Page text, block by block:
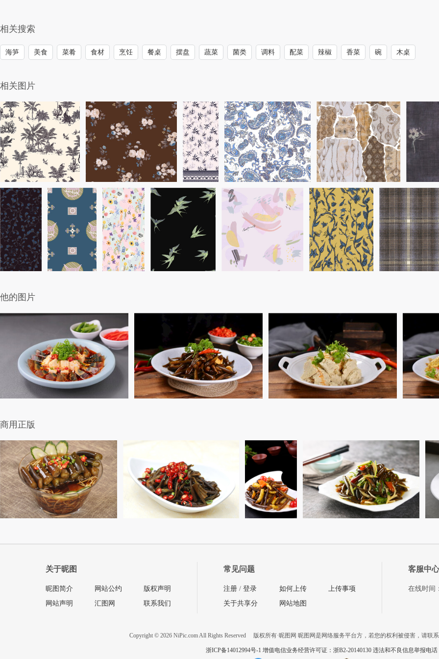
相关搜索
海笋 美食 菜肴 食材 烹饪 餐桌 摆盘 蔬菜 菌类 调料 配菜 辣椒 香菜 碗 木桌
相关图片
他的图片
商用正版
关于昵图
昵图简介
网站声明
网站公约
汇图网
版权声明
联系我们
常见问题
注册 / 登录
关于共享分
如何上传
网站地图
上传事项
客服中心
在线时间
Copyright © 2026 NiPic.com All Rights Reserved 版权所有·昵图网 昵图网是网络服务平台方，若您的权利被侵害，请联
浙ICP备14012994号-1 增值电信业务经营许可证：浙B2-20140130 违法和不良信息举报电话